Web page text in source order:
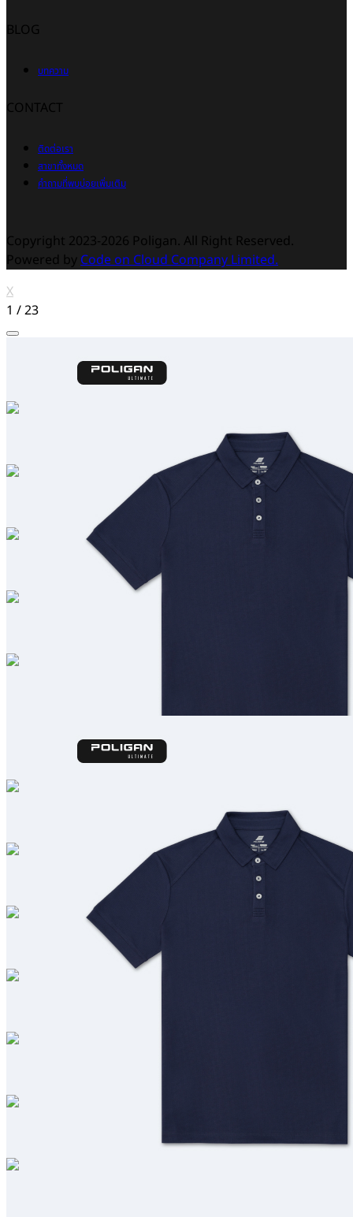
BLOG
บทความ
CONTACT
ติดต่อเรา
สาขาทั้งหมด
คำถามที่พบบ่อยเพิ่มเติม
Copyright 2023-2026 Poligan. All Right Reserved.
Powered by Code on Cloud Company Limited.
X
1 /23